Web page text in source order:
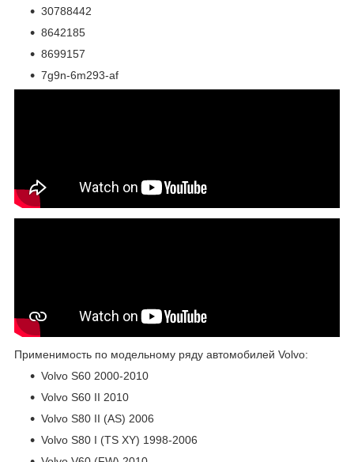
30788442
8642185
8699157
7g9n-6m293-af
Применимость по модельному ряду автомобилей Volvo:
Volvo S60 2000-2010
Volvo S60 II 2010
Volvo S80 II (AS) 2006
Volvo S80 I (TS XY) 1998-2006